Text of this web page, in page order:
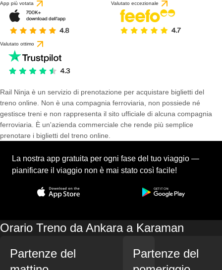
App più votata Valutato eccezionale
Valutato ottimo
Rail Ninja è un servizio di prenotazione per acquistare biglietti del
treno online. Non è una compagnia ferroviaria, non possiede né
gestisce treni e non rappresenta il sito ufficiale di alcuna compagnia
ferroviaria. È un'azienda commerciale che rende più semplice
prenotare i biglietti del treno online.
La nostra app gratuita per ogni fase del tuo viaggio —
pianificare il viaggio non è mai stato così facile!
Orario Treno da Ankara a Karaman
Partenze del
Partenze del